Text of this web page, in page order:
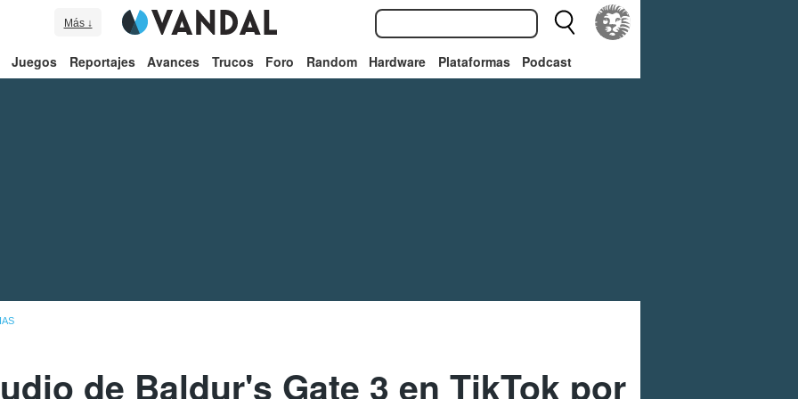
Más ↓
Juegos Reportajes Avances Trucos Foro Random Hardware Plataformas Podcast
de Baldur's Gate 3 en TikTok por